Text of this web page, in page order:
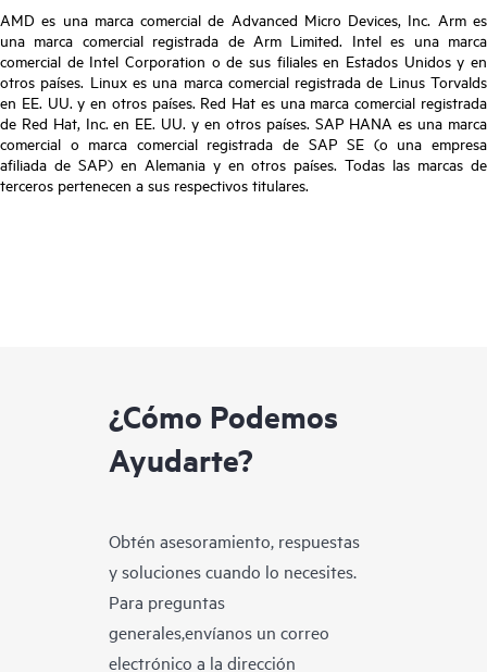
AMD es una marca comercial de Advanced Micro Devices, Inc. Arm es
una marca comercial registrada de Arm Limited. Intel es una marca
comercial de Intel Corporation o de sus filiales en Estados Unidos y en
otros países. Linux es una marca comercial registrada de Linus Torvalds
en EE. UU. y en otros países. Red Hat es una marca comercial registrada
de Red Hat, Inc. en EE. UU. y en otros países. SAP HANA es una marca
comercial o marca comercial registrada de SAP SE (o una empresa
afiliada de SAP) en Alemania y en otros países. Todas las marcas de
terceros pertenecen a sus respectivos titulares.
¿Cómo Podemos
Ayudarte?
Obtén asesoramiento, respuestas
y soluciones cuando lo necesites.
Para preguntas
generales,envíanos un correo
electrónico a la dirección